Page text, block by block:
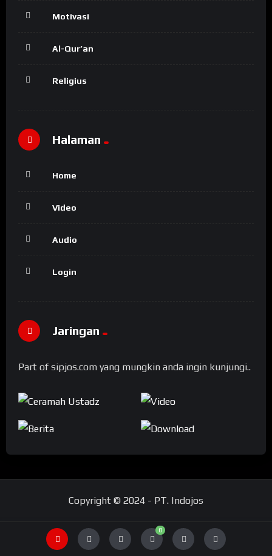
0
Motivasi
Al-Qur’an
Religius
Halaman
Home
Video
Audio
Login
Jaringan
Part of sipjos.com yang mungkin anda ingin kunjungi..
Copyright © 2024 - PT. Indojos